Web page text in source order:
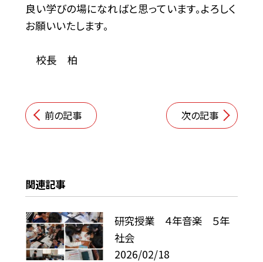
良い学びの場になればと思っています。よろしく
お願いいたします。
校長 柏
前の記事 次の記事
関連記事
研究授業 ４年音楽 ５年
社会
2026/02/18